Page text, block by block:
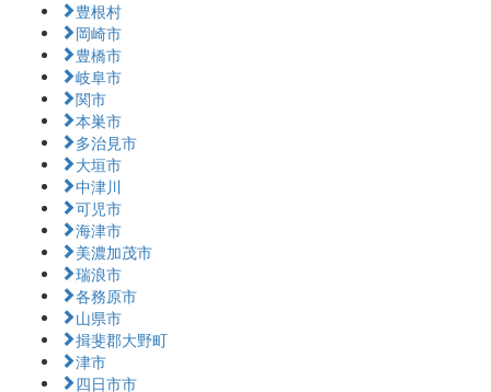
豊根村
岡崎市
豊橋市
岐阜市
関市
本巣市
多治見市
大垣市
中津川
可児市
海津市
美濃加茂市
瑞浪市
各務原市
山県市
揖斐郡大野町
津市
四日市市